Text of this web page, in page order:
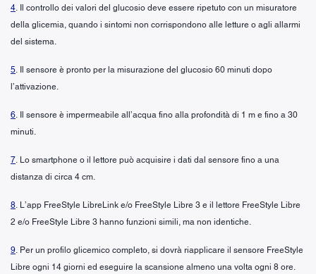
4. Il controllo dei valori del glucosio deve essere ripetuto con un misuratore
della glicemia, quando i sintomi non corrispondono alle letture o agli allarmi
del sistema.
5. Il sensore è pronto per la misurazione del glucosio 60 minuti dopo
l’attivazione.
6. Il sensore è impermeabile all’acqua fino alla profondità di 1 m e fino a 30
minuti.
7. Lo smartphone o il lettore può acquisire i dati dal sensore fino a una
distanza di circa 4 cm.
8. L’app FreeStyle LibreLink e/o FreeStyle Libre 3 e il lettore FreeStyle Libre
2 e/o FreeStyle Libre 3 hanno funzioni simili, ma non identiche.
9. Per un profilo glicemico completo, si dovrà riapplicare il sensore FreeStyle
Libre ogni 14 giorni ed eseguire la scansione almeno una volta ogni 8 ore.